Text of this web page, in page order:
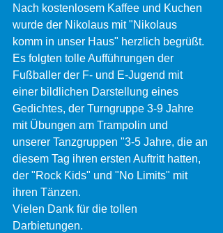
Nach kostenlosem Kaffee und Kuchen
wurde der Nikolaus mit "Nikolaus
komm in unser Haus" herzlich begrüßt.
Es folgten tolle Aufführungen der
Fußballer der F- und E-Jugend mit
einer bildlichen Darstellung eines
Gedichtes, der Turngruppe 3-9 Jahre
mit Übungen am Trampolin und
unserer Tanzgruppen "3-5 Jahre, die an
diesem Tag ihren ersten Auftritt hatten,
der "Rock Kids" und "No Limits" mit
ihren Tänzen.
Vielen Dank für die tollen
Darbietungen.